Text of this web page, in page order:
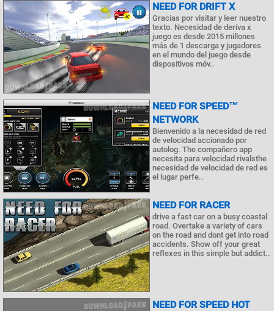
NEED FOR DRIFT X
Gracias por visitar y leer nuestro
texto. Necesidad de deriva x
juego es desde 2015 millones
más de 1 descarga y jugadores
en el mundo del juego desde
dispositivos móv..
NEED FOR SPEED™
NETWORK
Bienvenido a la necesidad de red
de velocidad accionado por
autolog. The compañero app
necesita para velocidad rivalsthe
necesidad de velocidad de red es
el lugar perfe..
NEED FOR RACER
drive a fast car on a busy coastal
road. Overtake a variety of cars
on the road and dont get into road
accidents. Show off your great
reflexes in this simple but addict..
NEED FOR SPEED HOT